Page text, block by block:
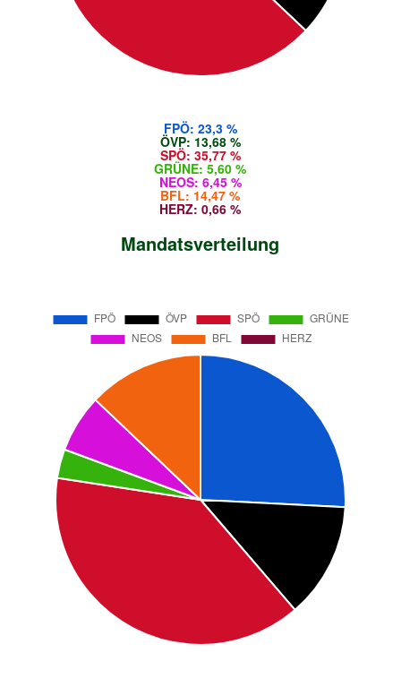
FPÖ: 23,3 %
ÖVP: 13,68 %
SPÖ: 35,77 %
GRÜNE: 5,60 %
NEOS: 6,45 %
BFL: 14,47 %
HERZ: 0,66 %
Mandatsverteilung